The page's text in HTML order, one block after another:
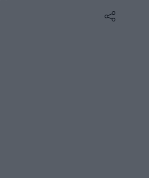
fesztiválhangulatot
A napsütéses időben a